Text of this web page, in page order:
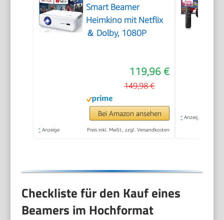
Smart Beamer
Heimkino mit Netflix
＆ Dolby, 1080P
119,96 €
149,98 €
Bei Amazon ansehen
* Anzeige Preis inkl. MwSt., zzgl. Versandkosten
* Anzeige
Checkliste für den Kauf eines
Beamers im Hochformat